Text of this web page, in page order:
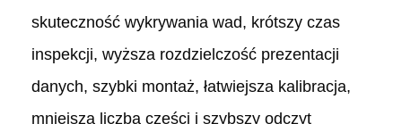
skuteczność wykrywania wad, krótszy czas
inspekcji, wyższa rozdzielczość prezentacji
danych, szybki montaż, łatwiejsza kalibracja,
mniejsza liczba części i szybszy odczyt